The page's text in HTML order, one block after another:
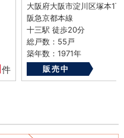
件
大阪府大阪市淀川区塚本1
阪急京都本線
十三駅 徒歩20分
総戸数：55戸
築年数：1971年
販売中